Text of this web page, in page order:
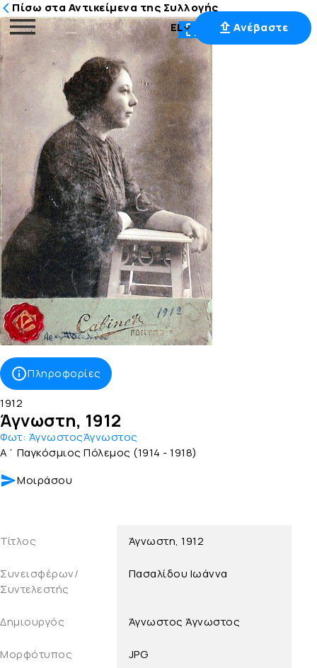
Μετάβαση
στο
περιεχόμενο
EL Ανέβαστε
Πίσω στα Αντικείμενα της Συλλογής
Πληροφορίες
1912
Άγνωστη, 1912
Φωτ: ΆγνωστοςΆγνωστος
Α΄ Παγκόσμιος Πόλεμος (1914 - 1918)
Μοιράσου
Τίτλος Άγνωστη, 1912
Συνεισφέρων/
Συντελεστής
Πασαλίδου Ιωάννα
Δημιουργός Άγνωστος Άγνωστος
Μορφότυπος JPG